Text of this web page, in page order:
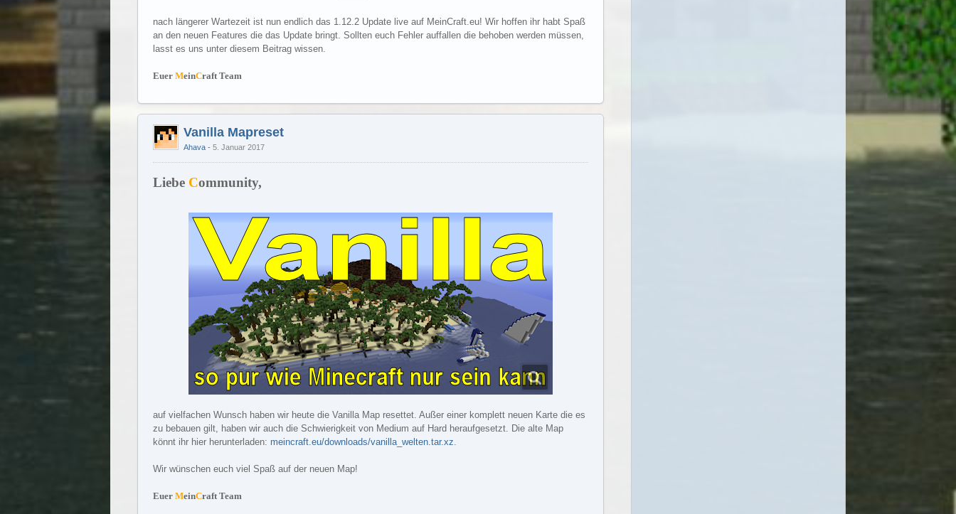
nach längerer Wartezeit ist nun endlich das 1.12.2 Update live auf MeinCraft.eu! Wir hoffen ihr habt Spaß
an den neuen Features die das Update bringt. Sollten euch Fehler auffallen die behoben werden müssen,
lasst es uns unter diesem Beitrag wissen.
Euer MeinCraft Team
Vanilla Mapreset
Ahava 5. Januar 2017
Liebe Community,
auf vielfachen Wunsch haben wir heute die Vanilla Map resettet. Außer einer komplett neuen Karte die es
zu bebauen gilt, haben wir auch die Schwierigkeit von Medium auf Hard heraufgesetzt. Die alte Map
könnt ihr hier herunterladen: meincraft.eu/downloads/vanilla_welten.tar.xz.
Wir wünschen euch viel Spaß auf der neuen Map!
Euer MeinCraft Team